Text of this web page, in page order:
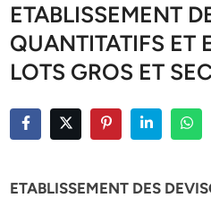
ETABLISSEMENT
QUANTITATIFS ET
LOTS GROS ET
ETABLISSEMENT DES